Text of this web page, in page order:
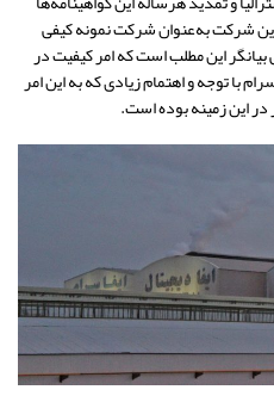
شرکت به‌عنوان شرکت نمونه کیفی
این مطلب است که امر کیفیت در
با توجه و اهتمام زیادی که به این امر
در این زمینه بوده است.